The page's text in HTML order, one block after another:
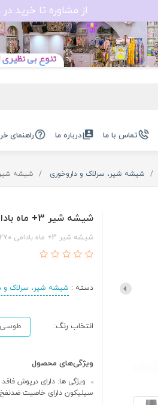
از مشاوره تا خرید
تماس با ما درباره ما راهنمای
شیشه شیر، سرلاک و داروخوری شیشه شیر 3+ ماه بادامی 270 میل سواوینکس suavinex
شیشه شیر 3+ ماه بادامی 270 میل سواوینکس suavinex
شیشه شیر 3+ ماه بادامی 270 میل روباه سواوینکس suavinex
دسته : شیشه شیر، سرلاک و
انتخاب رنگ: طوسی
ویژگی‌های محصول
سیلیکون دارای خاصیت